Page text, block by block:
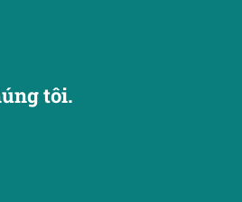
tôi.